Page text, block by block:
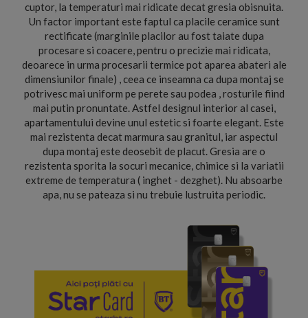
cuptor, la temperaturi mai ridicate decat gresia obisnuita.
Un factor important este faptul ca placile ceramice sunt
rectificate (marginile placilor au fost taiate dupa
procesare si coacere, pentru o precizie mai ridicata,
deoarece in urma procesarii termice pot aparea abateri ale
dimensiunilor finale) , ceea ce inseamna ca dupa montaj se
potrivesc mai uniform pe perete sau podea , rosturile fiind
mai putin pronuntate. Astfel designul interior al casei,
apartamentului devine unul estetic si foarte elegant. Este
mai rezistenta decat marmura sau granitul, iar aspectul
dupa montaj este deosebit de placut. Gresia are o
rezistenta sporita la socuri mecanice, chimice si la variatii
extreme de temperatura ( inghet - dezghet). Nu absoarbe
apa, nu se pateaza si nu trebuie lustruita periodic.